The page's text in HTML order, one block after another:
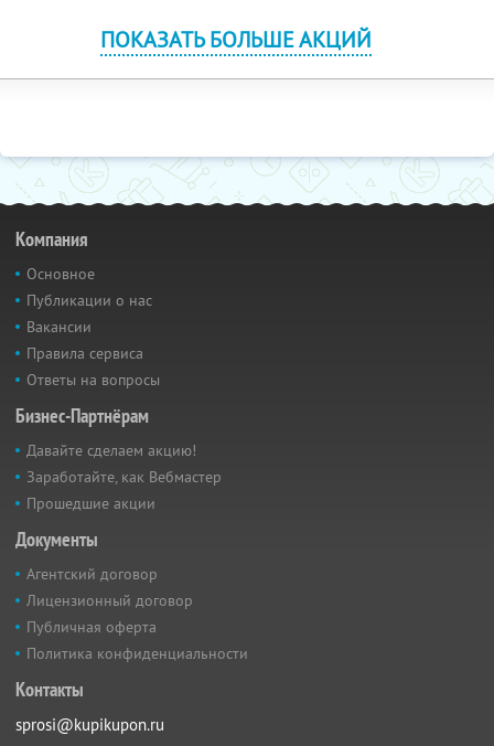
ПОКАЗАТЬ БОЛЬШЕ АКЦИЙ
Компания
Основное
Публикации о нас
Вакансии
Правила сервиса
Ответы на вопросы
Бизнес-Партнёрам
Давайте сделаем акцию!
Заработайте, как Вебмастер
Прошедшие акции
Документы
Агентский договор
Лицензионный договор
Публичная оферта
Политика конфиденциальности
Контакты
sprosi@kupikupon.ru